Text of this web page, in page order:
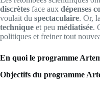
discrètes face aux dépenses
voulait du spectaculaire. Or,
technique et peu médiatisée.
politiques et freiner tout
En quoi le programme
Objectifs du programme